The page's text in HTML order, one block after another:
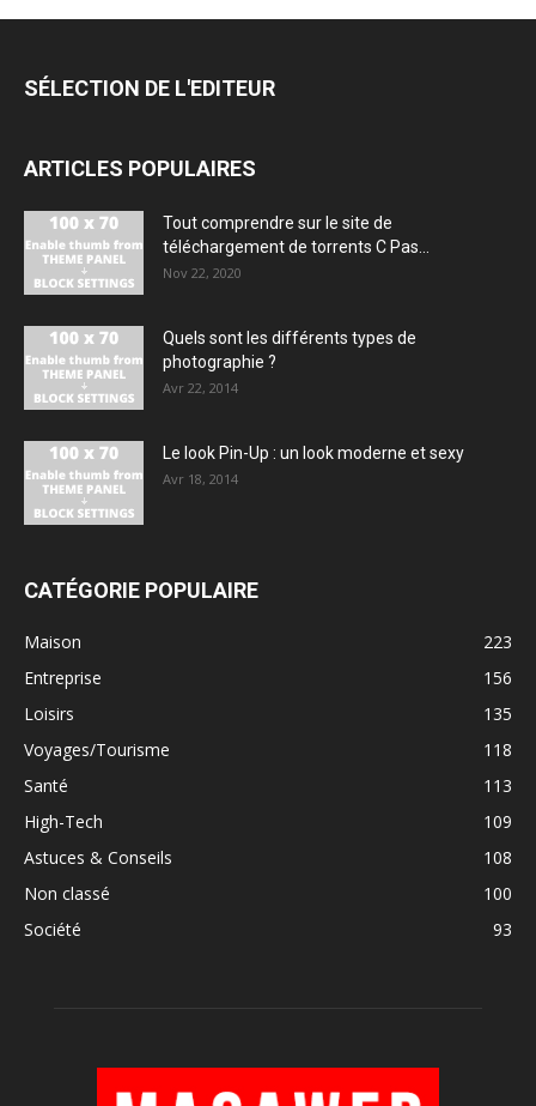
SÉLECTION DE L'EDITEUR
ARTICLES POPULAIRES
Tout comprendre sur le site de
téléchargement de torrents C Pas...
Nov 22, 2020
Quels sont les différents types de
photographie ?
Avr 22, 2014
Le look Pin-Up : un look moderne et sexy
Avr 18, 2014
CATÉGORIE POPULAIRE
Maison
223
Entreprise
156
Loisirs
135
Voyages/Tourisme
118
Santé
113
High-Tech
109
Astuces & Conseils
108
Non classé
100
Société
93